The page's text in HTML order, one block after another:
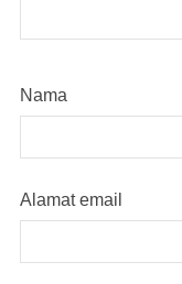
Nama
Alamat email